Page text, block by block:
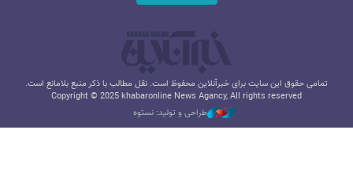
تمامی حقوق این سایت برای خبرآنلاین محفوظ است. نقل مطالب با ذکر منبع بلامانع است.
Copyright © 2025 khabaronline News Agancy, All rights reserved
طراحی و تولید: نستوه